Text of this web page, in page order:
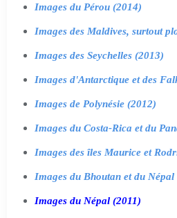
Images du Pérou (2014)
Images des Maldives, surtout
Images des Seychelles (2013)
Images d'Antarctique et des
Images de Polynésie (2012)
Images du Costa-Rica et du
Images des îles Maurice et
Images du Bhoutan et du Népal
Images du Népal (2011)